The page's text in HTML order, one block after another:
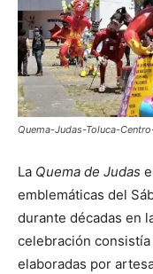
Quema-Judas-Toluca-
La Quema de Judas
emblemáticas del
durante décadas en
celebración
elaboradas por